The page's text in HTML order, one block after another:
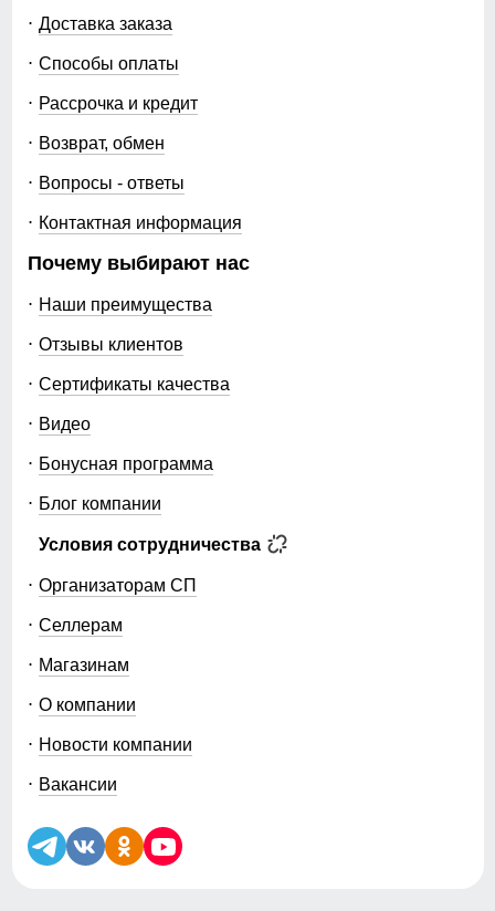
Доставка заказа
Способы оплаты
Рассрочка и кредит
Возврат, обмен
Вопросы - ответы
Контактная информация
Почему выбирают нас
Наши преимущества
Отзывы клиентов
Сертификаты качества
Видео
Бонусная программа
Блог компании
Условия сотрудничества
Организаторам СП
Селлерам
Магазинам
О компании
Новости компании
Вакансии